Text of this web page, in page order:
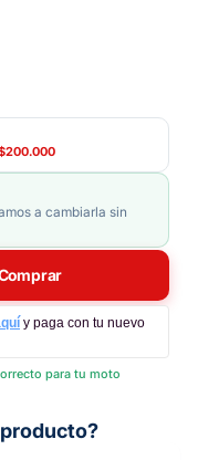
a cambiarla sin
y paga con tu nuevo
para tu moto